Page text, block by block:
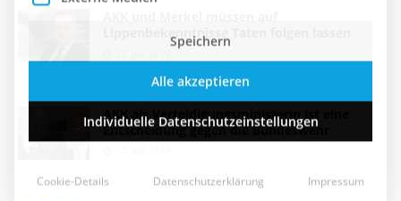
Lippenbekenntnisse Taten folgen lassen
AKK als Verteidigungsministerin ist eine
Entscheidung gegen die Bundeswehr
Datenschutzerklärung